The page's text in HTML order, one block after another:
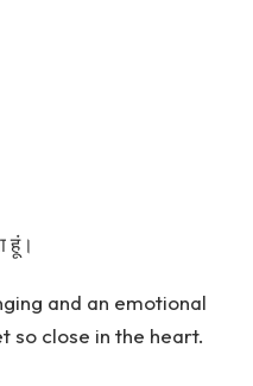
हूं।
and an emotional
so close in the heart.